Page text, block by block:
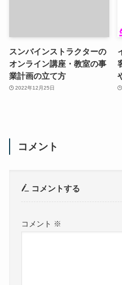
スンバインストラクターの
オンライン講座・教室の事
業計画の立て方
2022年12月25日
コメント
コメントする
コメント ※